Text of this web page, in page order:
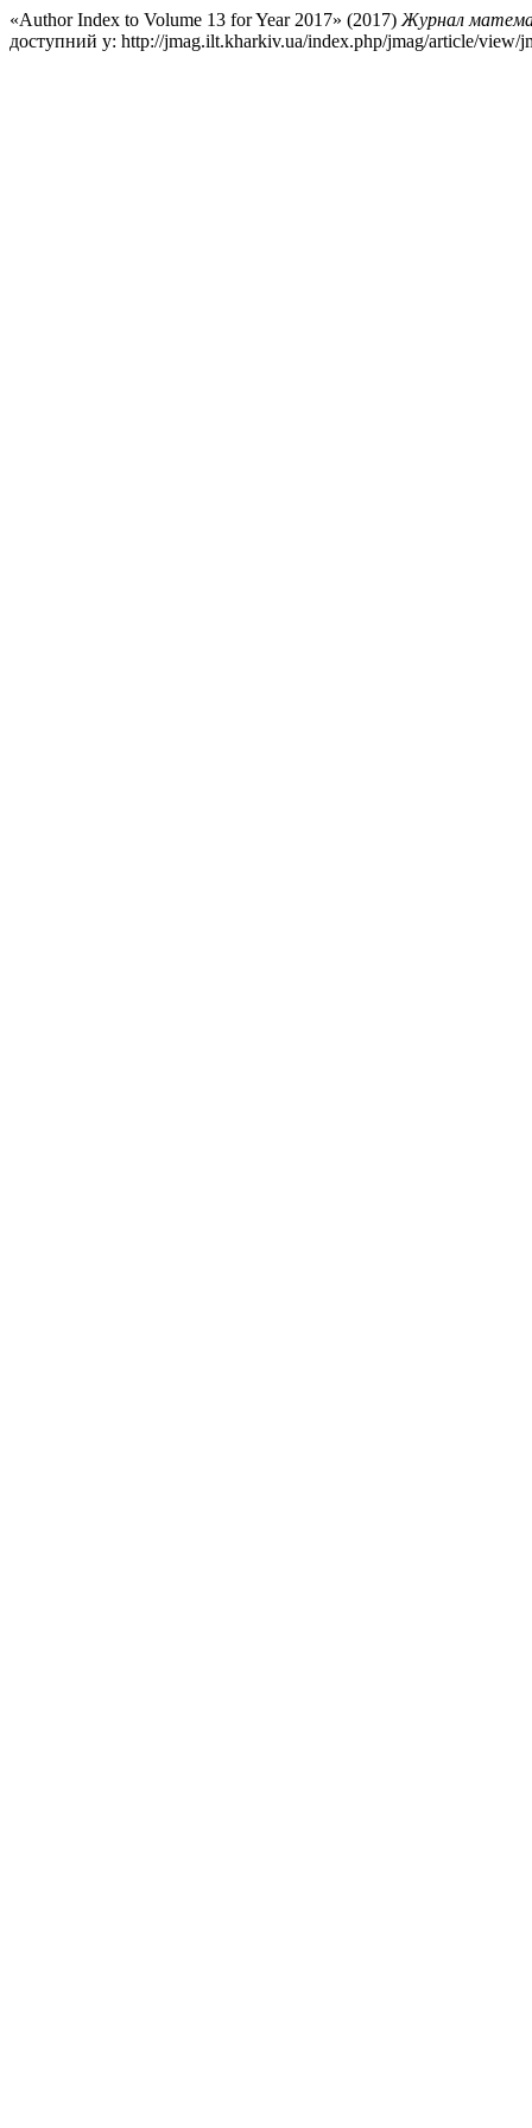
«Author Index to Volume 13 for Year 2017» (2017) Журнал
доступний у: http://jmag.ilt.kharkiv.ua/index.php/jmag/article/view/